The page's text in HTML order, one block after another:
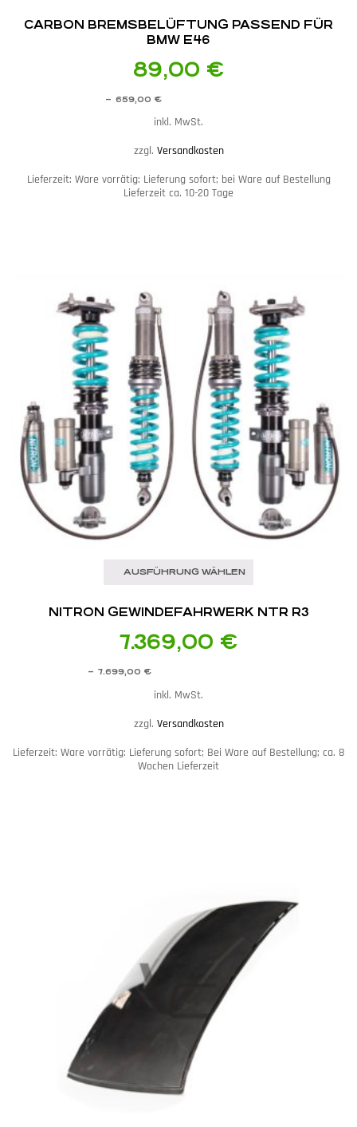
CARBON BREMS­BELÜFTUNG PASSEND FÜR
BMW E46
89,00 €
– 659,00 €
inkl. MwSt.
zzgl. Versandkosten
Lieferzeit: Ware vorrätig: Lieferung sofort; bei Ware auf Bestellung
Lieferzeit ca. 10-20 Tage
AUSFÜHRUNG WÄHLEN
NITRON GEWINDEFAHRWERK NTR R3
7.369,00 €
– 7.699,00 €
inkl. MwSt.
zzgl. Versandkosten
Lieferzeit: Ware vorrätig: Lieferung sofort; Bei Ware auf Bestellung; ca. 8
Wochen Lieferzeit